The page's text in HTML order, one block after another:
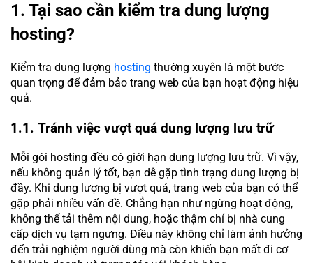
1. Tại sao cần kiểm tra dung lượng
hosting?
Kiểm tra dung lượng hosting thường xuyên là một bước
quan trọng để đảm bảo trang web của bạn hoạt động hiệu
quả.
1.1. Tránh việc vượt quá dung lượng lưu trữ
Mỗi gói hosting đều có giới hạn dung lượng lưu trữ. Vì vậy,
nếu không quản lý tốt, bạn dễ gặp tình trạng dung lượng bị
đầy. Khi dung lượng bị vượt quá, trang web của bạn có thể
gặp phải nhiều vấn đề. Chẳng hạn như ngừng hoạt động,
không thể tải thêm nội dung, hoặc thậm chí bị nhà cung
cấp dịch vụ tạm ngưng. Điều này không chỉ làm ảnh hưởng
đến trải nghiệm người dùng mà còn khiến bạn mất đi cơ